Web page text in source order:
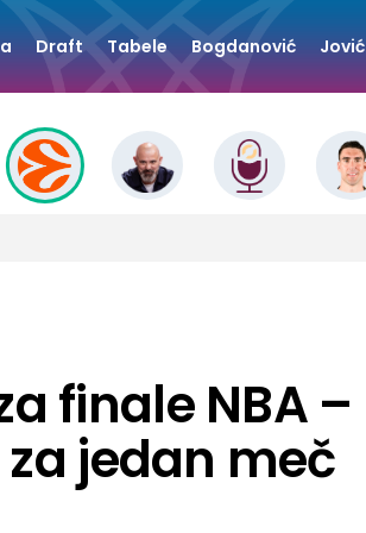
Draft Tabele Bogdanović Jović
finale NBA –
jedan meč